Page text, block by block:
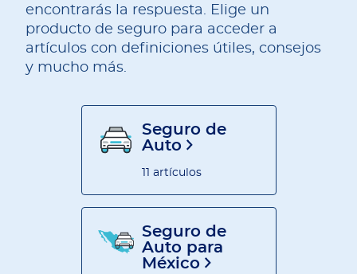
encontrarás la respuesta. Elige un
producto de seguro para acceder a
artículos con definiciones útiles, consejos
y mucho más.
Seguro de
Auto
11 artículos
Seguro de
Auto para
México